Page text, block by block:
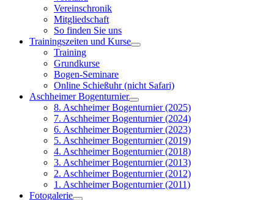
Vereinschronik
Mitgliedschaft
So finden Sie uns
Trainingszeiten und Kurse
Training
Grundkurse
Bogen-Seminare
Online Schießuhr (nicht Safari)
Aschheimer Bogenturnier
8. Aschheimer Bogenturnier (2025)
7. Aschheimer Bogenturnier (2024)
6. Aschheimer Bogenturnier (2023)
5. Aschheimer Bogenturnier (2019)
4. Aschheimer Bogenturnier (2018)
3. Aschheimer Bogenturnier (2013)
2. Aschheimer Bogenturnier (2012)
1. Aschheimer Bogenturnier (2011)
Fotogalerie